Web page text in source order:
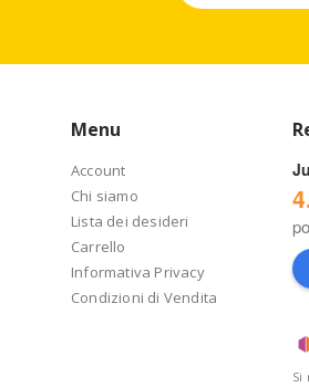
Menu
Account
Chi siamo
Lista dei desideri
Carrello
Informativa Privacy
Condizioni di Vendita
Si